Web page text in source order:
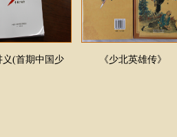
义(首期中国少 《少北英雄传》